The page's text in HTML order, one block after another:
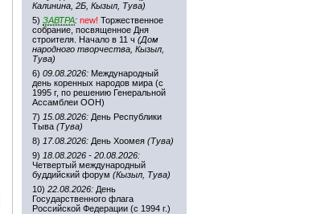
Калинина, 2Б, Кызыл, Тува)
5) ЗАВТРА: new! Торжественное
собрание, посвященное Дня
строителя. Начало в 11 ч (Дом
народного творчества, Кызыл,
Тува)
6) 09.08.2026: Международный
день коренных народов мира (с
1995 г, по решению Генеральной
Ассамблеи ООН)
7) 15.08.2026: День Республики
Тыва (Тува)
8) 17.08.2026: День Хоомея (Тува)
9) 18.08.2026 - 20.08.2026:
Четвертый международный
буддийский форум (Кызыл, Тува)
10) 22.08.2026: День
Государственного флага
Российской Федерации (с 1994 г.)